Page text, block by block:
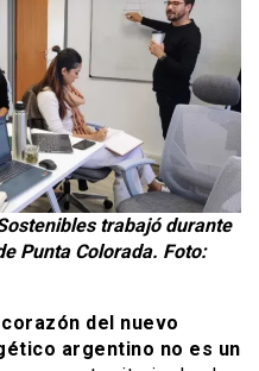
trabajó durante
Punta Colorada. Foto:
del nuevo
argentino no es un